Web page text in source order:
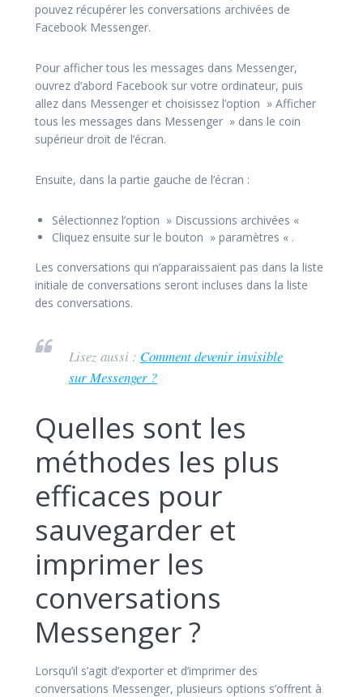
pouvez récupérer les conversations archivées de
Facebook Messenger.
Pour afficher tous les messages dans Messenger,
ouvrez d’abord Facebook sur votre ordinateur, puis
allez dans Messenger et choisissez l’option » Afficher
tous les messages dans Messenger » dans le coin
supérieur droit de l’écran.
Ensuite, dans la partie gauche de l’écran :
Sélectionnez l’option » Discussions archivées «
Cliquez ensuite sur le bouton » paramètres « .
Les conversations qui n’apparaissaient pas dans la liste
initiale de conversations seront incluses dans la liste
des conversations.
Lisez aussi : Comment devenir invisible
sur Messenger ?
Quelles sont les
méthodes les plus
efficaces pour
sauvegarder et
imprimer les
conversations
Messenger ?
Lorsqu’il s’agit d’exporter et d’imprimer des
conversations Messenger, plusieurs options s’offrent à